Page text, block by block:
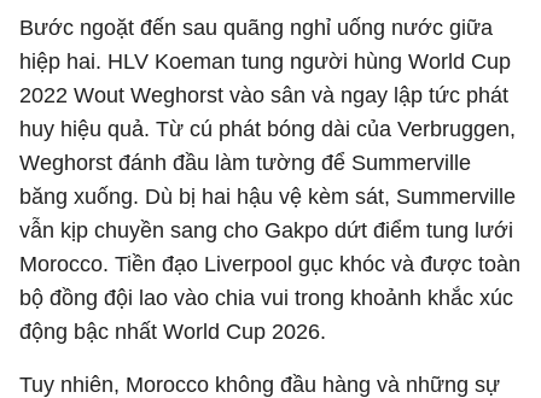
Bước ngoặt đến sau quãng nghỉ uống nước giữa
hiệp hai. HLV Koeman tung người hùng World Cup
2022 Wout Weghorst vào sân và ngay lập tức phát
huy hiệu quả. Từ cú phát bóng dài của Verbruggen,
Weghorst đánh đầu làm tường để Summerville
băng xuống. Dù bị hai hậu vệ kèm sát, Summerville
vẫn kịp chuyền sang cho Gakpo dứt điểm tung lưới
Morocco. Tiền đạo Liverpool gục khóc và được toàn
bộ đồng đội lao vào chia vui trong khoảnh khắc xúc
động bậc nhất World Cup 2026.
Tuy nhiên, Morocco không đầu hàng và những sự